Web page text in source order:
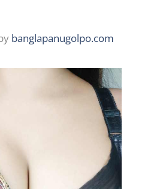
banglapanugolpo.com